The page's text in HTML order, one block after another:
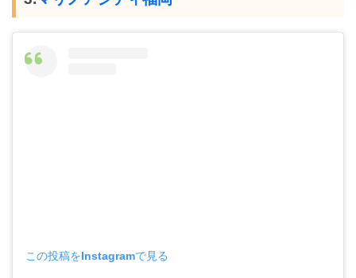
この投稿をInstagramで見る